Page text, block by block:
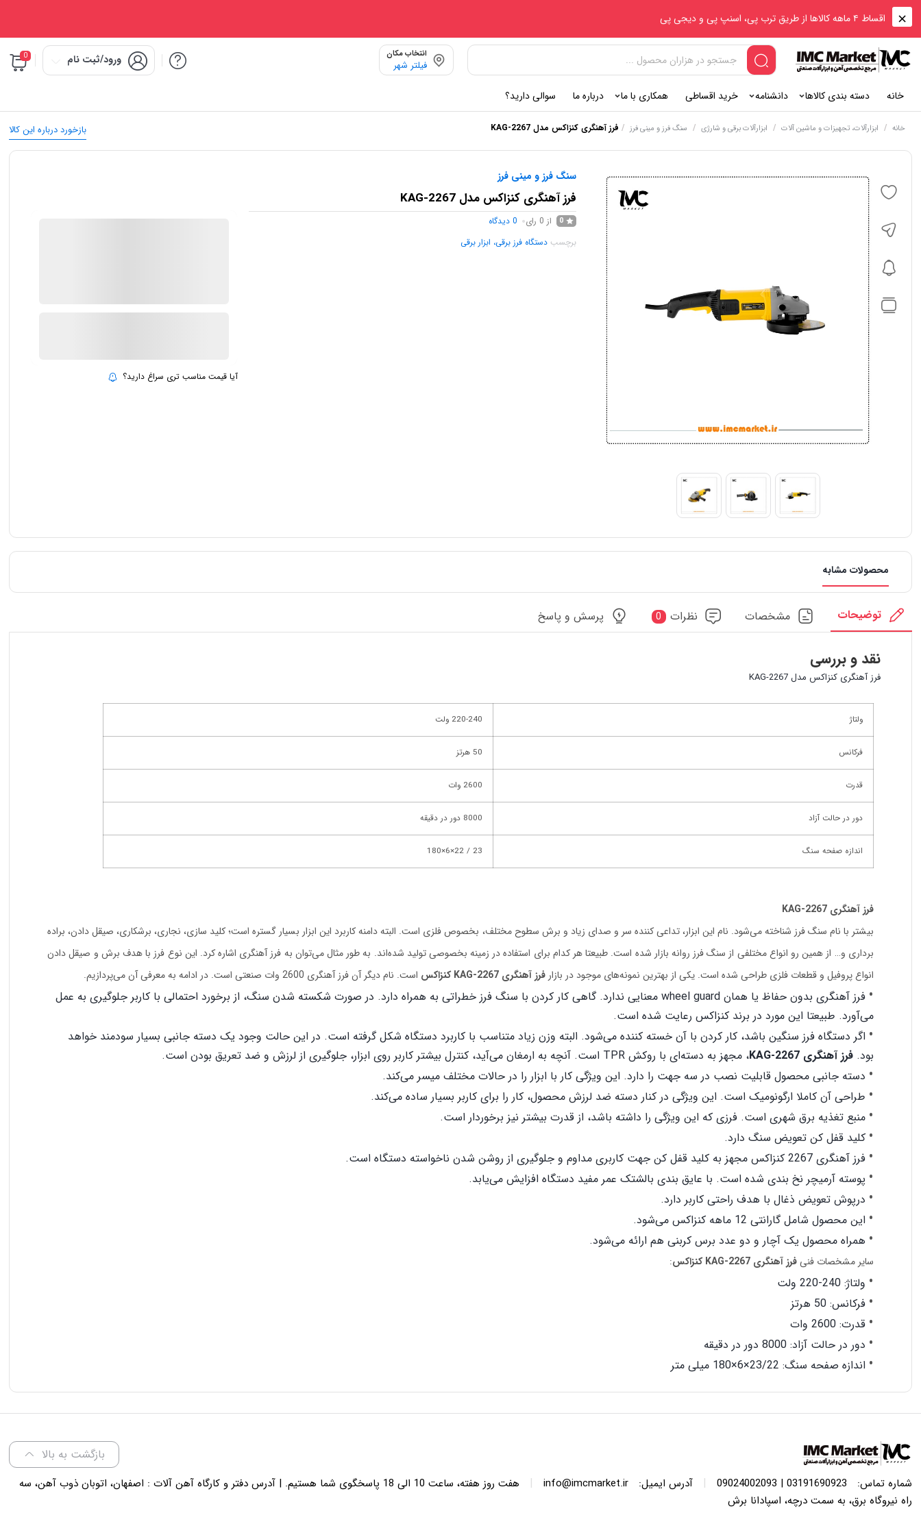
اقساط ۴ ماهه کالاها از طریق ترب پی، اسنپ پی و دیجی پی
انتخاب مکان
فیلتر شهر ورود/ثبت نام 0
خانه دسته بندی کالاها دانشنامه خرید اقساطی همکاری با ما درباره ما سوالی دارید؟
بازخورد درباره این کالا خانه / ابزارآلات، تجهیزات و ماشین آلات / ابزارآلات برقی و شارژی / سنگ فرز و مینی فرز / فرز آهنگری کنزاکس مدل KAG-2267
سنگ فرز و مینی فرز
فرز آهنگری کنزاکس مدل KAG-2267
0 از 0 رای 0 دیدگاه
برچسبدستگاه فرز برقی، ابزار برقی
آیا قیمت مناسب تری سراغ دارید؟
محصولات مشابه
توضیحات مشخصات نظرات 0 پرسش و پاسخ
نقد و بررسی
فرز آهنگری کنزاکس مدل KAG-2267
ولتاژ 220-240 ولت
فرکانس 50 هرتز
قدرت 2600 وات
دور در حالت آزاد 8000 دور در دقیقه
اندازه صفحه سنگ 23 / 22×6×180
فرز آهنگریKAG-2267
بیشتر با نام سنگ فرز شناخته می‌شود. نام این ابزار، تداعی کننده سر و صدای زیاد و برش سطوح مختلف، بخصوص فلزی است. البته دامنه کاربرد این ابزار بسیار گستره است؛ کلید سازی، نجاری، برشکاری، صیقل دادن، براده
برداری و… از همین رو انواع مختلفی از سنگ فرز روانه بازار شده است. طبیعتا هر کدام برای استفاده در زمینه بخصوصی تولید شده‌اند. به طور مثال می‌توان به فرز آهنگری اشاره کرد. این نوع فرز با هدف برش و صیقل دادن
انواع پروفیل و قطعات فلزی طراحی شده است. یکی از بهترین نمونه‌های موجود در بازارفرز آهنگریKAG-2267کنزاکس است. نام دیگر آن فرز آهنگری 2600 وات صنعتی است. در ادامه به معرفی آن می‌پردازیم.
فرز آهنگری بدون حفاظ یا همانwheel guard معنایی ندارد. گاهی کار کردن با سنگ فرز خطراتی به همراه دارد. در صورت شکسته شدن سنگ، از برخورد احتمالی با کاربر جلوگیری به عمل
می‌آورد. طبیعتا این مورد در برند کنزاکس رعایت شده است.
اگر دستگاه فرز سنگین باشد، کار کردن با آن خسته کننده می‌شود. البته وزن زیاد متناسب با کاربرد دستگاه شکل گرفته است. در این حالت وجود یک دسته جانبی بسیار سودمند خواهد
بود.فرز آهنگریKAG-2267، مجهز به دسته‌ای با روکشTPR است. آنچه به ارمغان می‌آید، کنترل بیشتر کاربر روی ابزار، جلوگیری از لرزش و ضد تعریق بودن است.
دسته جانبی محصول قابلیت نصب در سه جهت را دارد. این ویژگی کار با ابزار را در حالات مختلف میسر می‌کند.
طراحی آن کاملا ارگونومیک است. این ویژگی در کنار دسته ضد لرزش محصول، کار را برای کاربر بسیار ساده می‌کند.
منبع تغذیه برق شهری است. فرزی که این ویژگی را داشته باشد، از قدرت بیشتر نیز برخوردار است.
کلید قفل کن تعویض سنگ دارد.
فرز آهنگری 2267 کنزاکس مجهز به کلید قفل کن جهت کاربری مداوم و جلوگیری از روشن شدن ناخواسته دستگاه است.
پوسته آرمیچر نخ بندی شده است. با عایق بندی بالشتک عمر مفید دستگاه افزایش می‌یابد.
درپوش تعویض ذغال با هدف راحتی کاربر دارد.
این محصول شامل گارانتی 12 ماهه کنزاکس می‌شود.
همراه محصول یک آچار و دو عدد برس کربنی هم ارائه می‌شود.
سایر مشخصات فنیفرز آهنگریKAG-2267کنزاکس:
ولتاژ: 240-220 ولت
فرکانس: 50 هرتز
قدرت: 2600 وات
دور در حالت آزاد: 8000 دور در دقیقه
اندازه صفحه سنگ: 23/22×6×180 میلی متر
بازگشت به بالا
شماره تماس: 03191690923 | 09024002093
| آدرس ایمیل: info@imcmarket.ir
|
هفت روز هفته، ساعت 10 الی 18 پاسخگوی شما هستیم. | آدرس دفتر و کارگاه آهن آلات : اصفهان، اتوبان ذوب آهن، سه
راه نیروگاه برق، به سمت درچه، اسپادانا برش